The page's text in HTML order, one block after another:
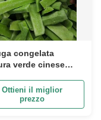
congelata
verde cinese
per il ristorante
Ottieni il miglior
prezzo